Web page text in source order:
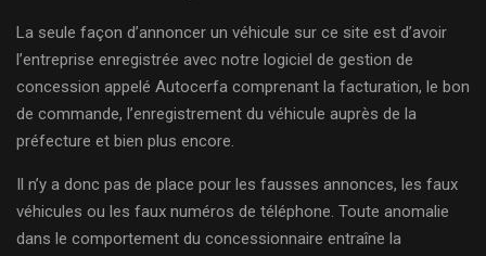
La seule façon d’annoncer un véhicule sur ce site est d’avoir
l’entreprise enregistrée avec notre logiciel de gestion de
concession appelé Autocerfa comprenant la facturation, le bon
de commande, l’enregistrement du véhicule auprès de la
préfecture et bien plus encore.
Il n’y a donc pas de place pour les fausses annonces, les faux
véhicules ou les faux numéros de téléphone. Toute anomalie
dans le comportement du concessionnaire entraîne la